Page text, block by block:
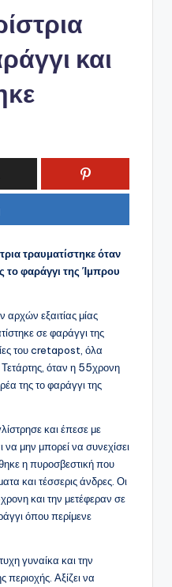
και
τραυματίστηκε όταν
το φαράγγι της Ίμπρου
αρχών εξαιτίας μίας
σε φαράγγι της
του cretapost, όλα
όταν η 55χρονη
της το φαράγγι της
και έπεσε με
να μην μπορεί να συνεχίσει
η πυροσβεστική που
και τέσσερις άνδρες. Οι
και την μετέφεραν σε
όπου περίμενε
γυναίκα και την
περιοχής. Αξίζει να